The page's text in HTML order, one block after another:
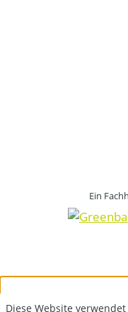
Ein
Diese Website